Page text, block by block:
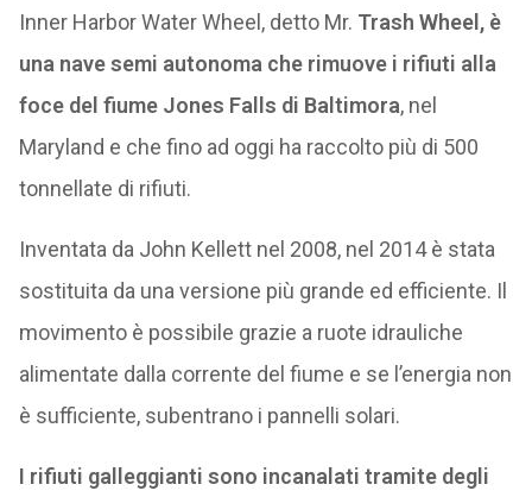
Inner Harbor Water Wheel, detto Mr. Trash Wheel, è
una nave semi autonoma che rimuove i rifiuti alla
foce del fiume Jones Falls di Baltimora, nel
Maryland e che fino ad oggi ha raccolto più di 500
tonnellate di rifiuti.
Inventata da John Kellett nel 2008, nel 2014 è stata
sostituita da una versione più grande ed efficiente. Il
movimento è possibile grazie a ruote idrauliche
alimentate dalla corrente del fiume e se l’energia non
è sufficiente, subentrano i pannelli solari.
I rifiuti galleggianti sono incanalati tramite degli